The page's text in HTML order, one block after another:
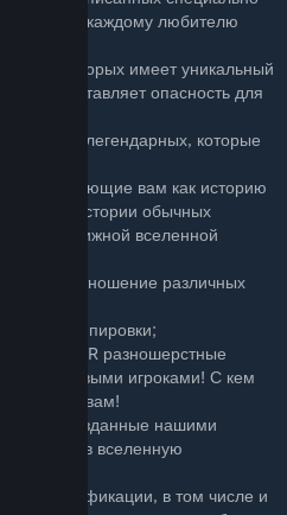
знакомых каждому любителю
из которых имеет уникальный
и представляет опасность для
до легендарных, которые
раскрывающие вам как историю
так и истории обычных
книжной вселенной
зависит отношение различных
и его экипировки;
разношерстные
живыми игроками! С кем
- решать вам!
созданные нашими
в вселенную
модификации, в том числе и